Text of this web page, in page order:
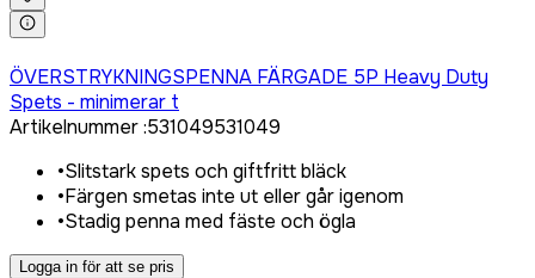
ÖVERSTRYKNINGSPENNA FÄRGADE 5P Heavy Duty
Spets - minimerar t
Artikelnummer:531049531049
•Slitstark spets och giftfritt bläck
•Färgen smetas inte ut eller går igenom
•Stadig penna med fäste och ögla
Logga in för att se pris